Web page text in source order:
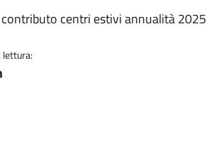
centri estivi annualità 2025
lettura: